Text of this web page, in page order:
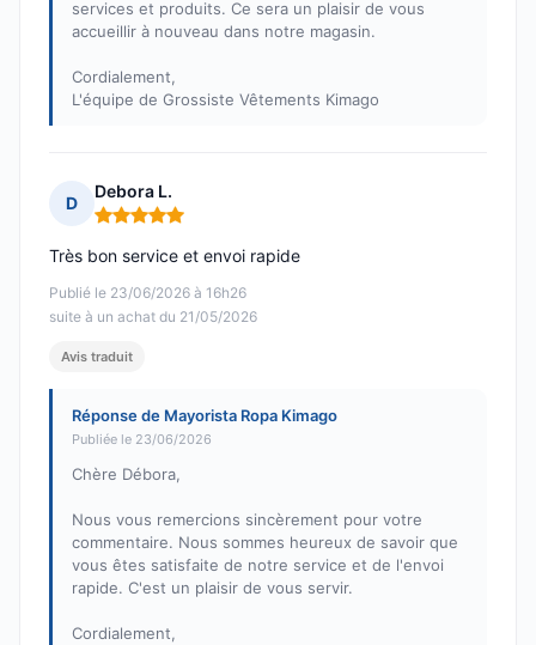
services et produits. Ce sera un plaisir de vous
accueillir à nouveau dans notre magasin.
Cordialement,
L'équipe de Grossiste Vêtements Kimago
D
Debora L.
Note : 5 sur 5
Publié le 23/06/2026 à 16h26
suite à un achat du 21/05/2026
Très bon service et envoi rapide
Avis traduit
Réponse de Mayorista Ropa Kimago
Publiée le 23/06/2026
Chère Débora,
Nous vous remercions sincèrement pour votre
commentaire. Nous sommes heureux de savoir que
vous êtes satisfaite de notre service et de l'envoi
rapide. C'est un plaisir de vous servir.
Cordialement,